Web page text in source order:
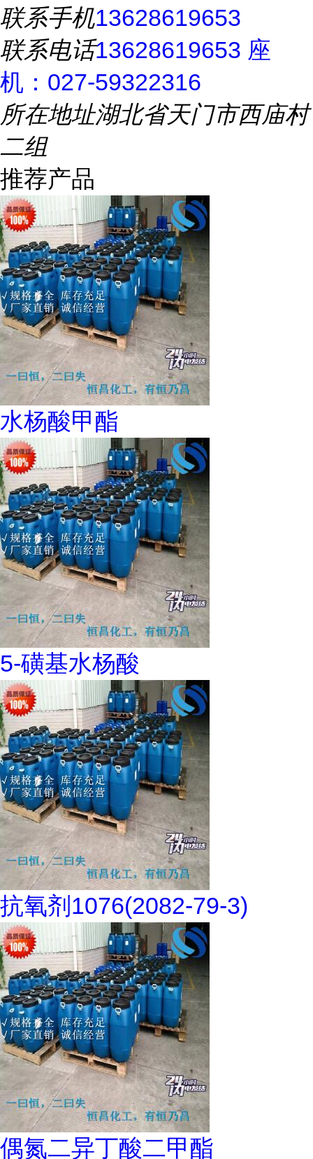
联系手机13628619653
联系电话13628619653 座
机：027-59322316
所在地址湖北省天门市西庙村
二组
推荐产品
水杨酸甲酯
5-磺基水杨酸
抗氧剂1076(2082-79-3)
偶氮二异丁酸二甲酯